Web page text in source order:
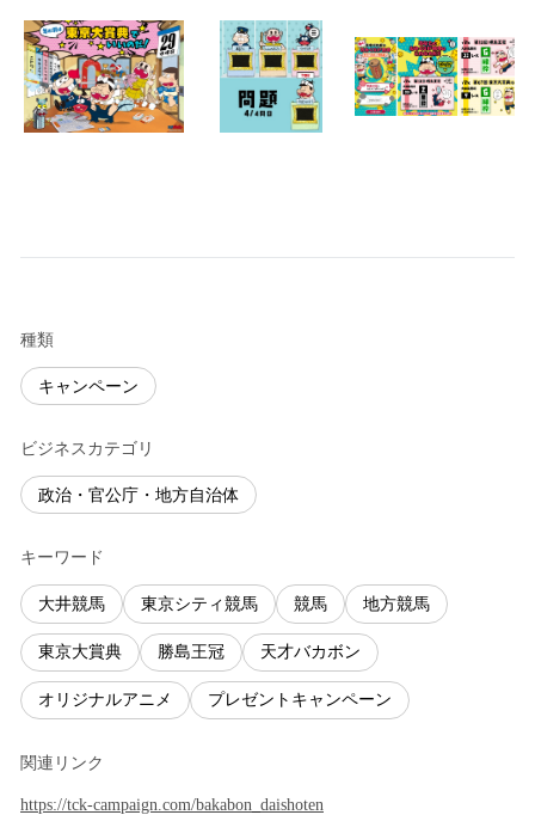
種類
キャンペーン
ビジネスカテゴリ
政治・官公庁・地方自治体
キーワード
大井競馬 東京シティ競馬 競馬 地方競馬
東京大賞典 勝島王冠 天才バカボン
オリジナルアニメ プレゼントキャンペーン
関連リンク
https://tck-campaign.com/bakabon_daishoten